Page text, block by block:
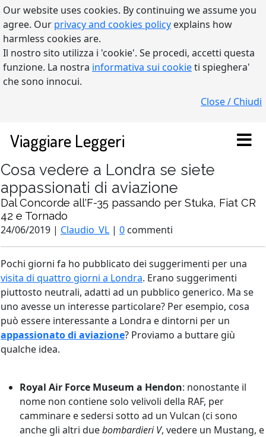
Our website uses cookies. By continuing we assume you
agree. Our privacy and cookies policy explains how
harmless cookies are.
Il nostro sito utilizza i 'cookie'. Se procedi, accetti questa
funzione. La nostra informativa sui cookieti spieghera'
che sono innocui.
Close / Chiudi
Viaggiare Leggeri
Cosa vedere a Londra se siete
appassionati di aviazione
Dal Concorde all'F-35 passando per Stuka, Fiat CR
42 e Tornado
24/06/2019 | Claudio_VL | 0 commenti
Pochi giorni fa ho pubblicato dei suggerimenti per una
visita di quattro giorni a Londra. Erano suggerimenti
piuttosto neutrali, adatti ad un pubblico generico. Ma se
uno avesse un interesse particolare? Per esempio, cosa
può essere interessante a Londra e dintorni per un
appassionato di aviazione? Proviamo a buttare giù
qualche idea.
Royal Air Force Museum a Hendon: nonostante il
nome non contiene solo velivoli della RAF, per
camminare e sedersi sotto ad un Vulcan (ci sono
anche gli altri duebombardieri V, vedere un Mustang, e